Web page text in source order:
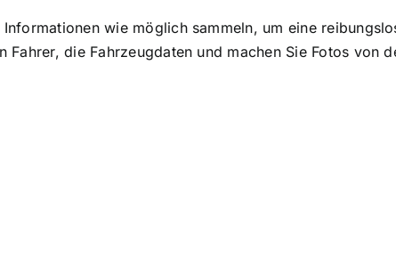
wie möglich sammeln, um eine
die Fahrzeugdaten und machen Sie Fotos von